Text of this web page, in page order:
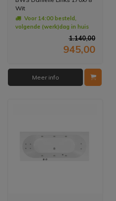
Wit
Voor 14:00 besteld,
volgende (werk)dag in huis
1.140,00
945,00
Meer info